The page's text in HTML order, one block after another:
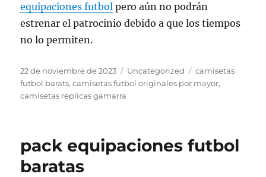
equipaciones futbol pero aún no podrán
estrenar el patrocinio debido a que los tiempos
no lo permiten.
Publicado
el
22 de noviembre de 2023 Categorías
Uncategorized Etiquetas
camisetas
futbol barats,camisetas futbol originales por mayor,
camisetas replicas gamarra
pack equipaciones futbol
baratas